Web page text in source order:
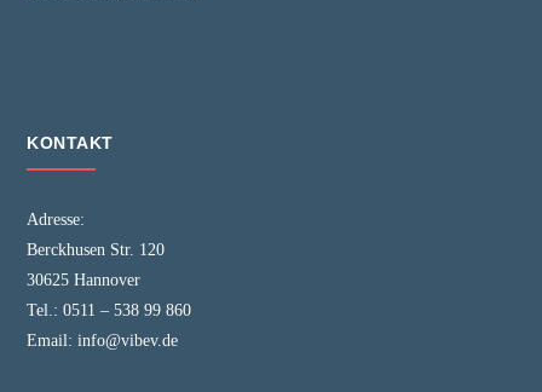
KONTAKT
Adresse:
Berckhusen Str. 120
30625 Hannover
Tel.: 0511 – 538 99 860
Email: info@vibev.de